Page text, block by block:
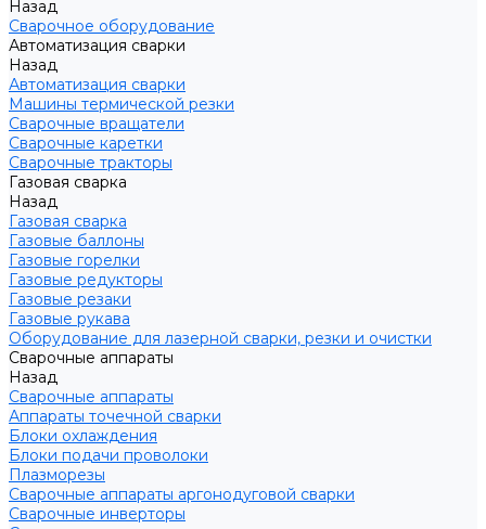
Назад
Сварочное оборудование
Автоматизация сварки
Назад
Автоматизация сварки
Машины термической резки
Сварочные вращатели
Сварочные каретки
Сварочные тракторы
Газовая сварка
Назад
Газовая сварка
Газовые баллоны
Газовые горелки
Газовые редукторы
Газовые резаки
Газовые рукава
Оборудование для лазерной сварки, резки и очистки
Сварочные аппараты
Назад
Сварочные аппараты
Аппараты точечной сварки
Блоки охлаждения
Блоки подачи проволоки
Плазморезы
Сварочные аппараты аргонодуговой сварки
Сварочные инверторы